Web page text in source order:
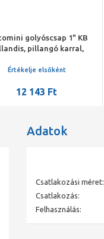
golyóscsap 1" KB
pillangó karral,
Értékelje elsőként
12 143 Ft
Adatok
Csatlakozási méret:
Csatlakozás:
Felhasználás: